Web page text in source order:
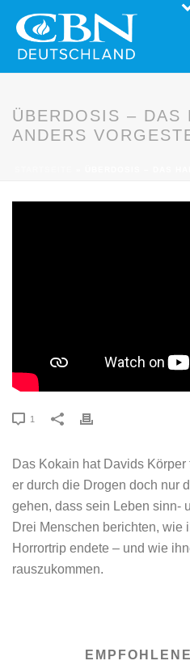
ÜBERDOSIS – DAS
ANDERS
1
Das Kokain hat Davids
er durch die Drogen doch nur
gehen, dass sein Leben sinn-
Drei Menschen berichten, wie
Horrortrip endete – und wie
rauszukommen.